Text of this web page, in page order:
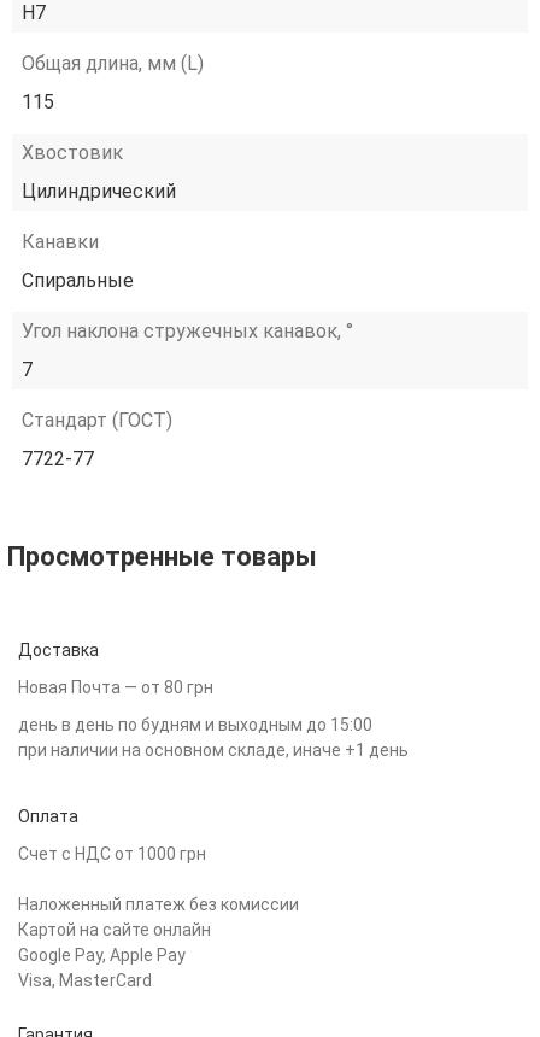
H7
Общая длина, мм (L)
115
Хвостовик
Цилиндрический
Канавки
Спиральные
Угол наклона стружечных канавок, °
7
Стандарт (ГОСТ)
7722-77
Просмотренные товары
Доставка
Новая Почта — от 80 грн
день в день по будням и выходным до 15:00
при наличии на основном складе, иначе +1 день
Оплата
Счет с НДС от 1000 грн
Наложенный платеж без комиссии
Картой на сайте онлайн
Google Pay, Apple Pay
Visa, MasterCard